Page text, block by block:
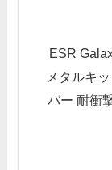
ESR
メタルキ
バー 耐衝